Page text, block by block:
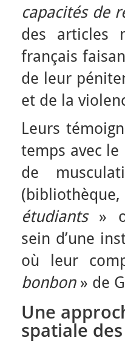
capacités de
des articles
français
de leur
et de la
Leurs
temps avec
de
étudiants»
sein d’une
où leur
bonbon» de
Une
spatiale